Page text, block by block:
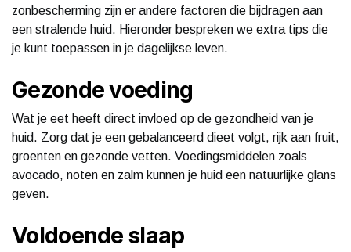
zonbescherming zijn er andere factoren die bijdragen aan
een stralende huid. Hieronder bespreken we extra tips die
je kunt toepassen in je dagelijkse leven.
Gezonde voeding
Wat je eet heeft direct invloed op de gezondheid van je
huid. Zorg dat je een gebalanceerd dieet volgt, rijk aan fruit,
groenten en gezonde vetten. Voedingsmiddelen zoals
avocado, noten en zalm kunnen je huid een natuurlijke glans
geven.
Voldoende slaap